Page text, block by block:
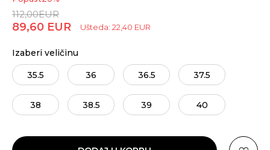
112,00EUR
89,60 EUR Ušteda: 22,40 EUR
Izaberi veličinu
35.5 36 36.5 37.5
38 38.5 39 40